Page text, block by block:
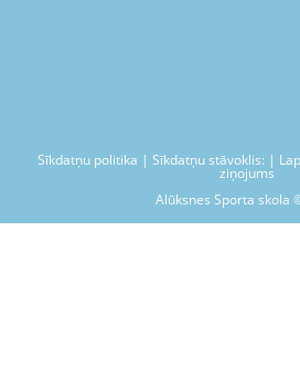
Sīkdatņu politika | Sīkdatņu stāvoklis: |
ziņojums
Alūksnes Sporta skola